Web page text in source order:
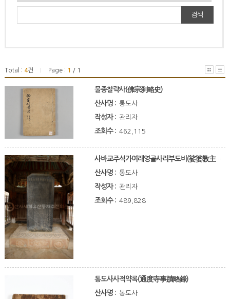
검색
Total : 4건 Page : 1 / 1
불종찰략사(佛宗刹略史)
산사명 : 통도사
작성자 : 관리자
조회수 : 462,115
사바교주석가여래영골사리부도비(娑婆敎主釋迦如來靈骨舍利浮圖碑)
산사명 : 통도사
작성자 : 관리자
조회수 : 489,828
통도사사적약록(通度寺事蹟略錄)
산사명 : 통도사